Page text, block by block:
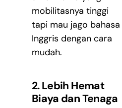
mobilitasnya tinggi
tapi mau jago bahasa
Inggris dengan cara
mudah.
2. Lebih Hemat
Biaya dan Tenaga